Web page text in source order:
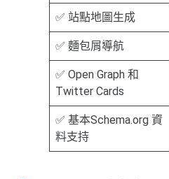
✅ 站點地圖生成
✅ 麵包屑導航
✅ Open Graph 和
Twitter Cards
✅ 基本Schema.org 資
料支持